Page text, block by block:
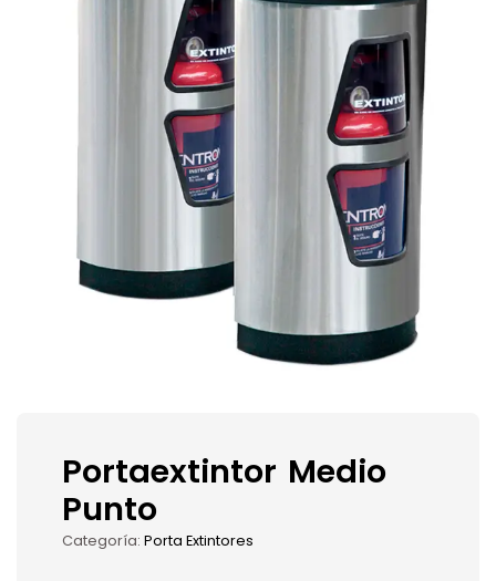
Portaextintor Medio
Punto
Categoría: Porta Extintores